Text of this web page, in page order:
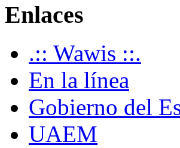
Enlaces
.:: Wawis ::.
En la línea
Gobierno del
UAEM